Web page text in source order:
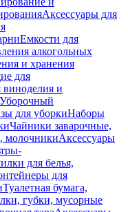
Аксессуары для
Емкости для
алкогольных
и хранения
для
и
Уборочный
для уборкиНаборы
Чайники заварочные,
молочникиАксессуары
для белья,
для
Туалетная бумага,
губки, мусорные